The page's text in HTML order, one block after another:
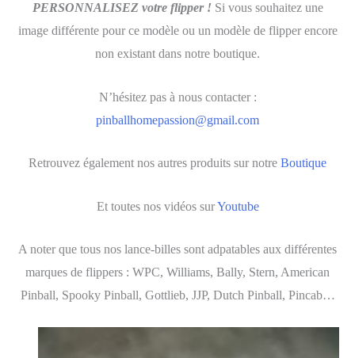
PERSONNALISEZ votre flipper ! Si vous souhaitez une
image différente pour ce modèle ou un modèle de flipper encore
non existant dans notre boutique.
N’hésitez pas à nous contacter :
pinballhomepassion@gmail.com
Retrouvez également nos autres produits sur notre Boutique
Et toutes nos vidéos surYoutube
A noter que tous nos lance-billes sont adpatables aux différentes
marques de flippers : WPC, Williams, Bally, Stern, American
Pinball, Spooky Pinball, Gottlieb, JJP, Dutch Pinball, Pincab…